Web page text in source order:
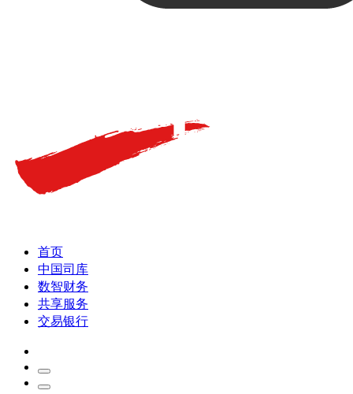
首页
中国司库
数智财务
共享服务
交易银行